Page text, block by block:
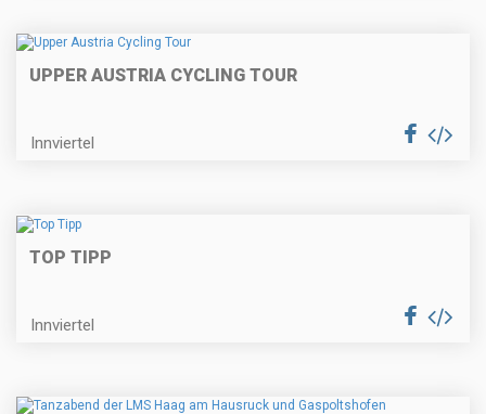
UPPER AUSTRIA CYCLING TOUR
Innviertel
TOP TIPP
Innviertel